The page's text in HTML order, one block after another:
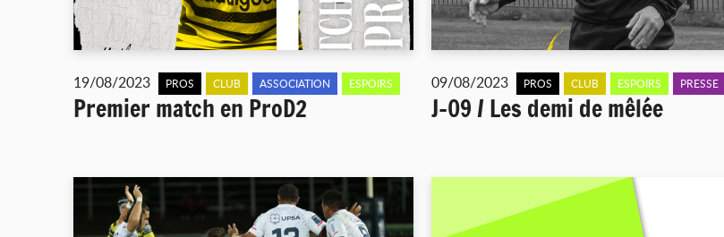
19/08/2023 PROS CLUB ASSOCIATION ESPOIRS
Premier match en ProD2
09/08/2023 PROS CLUB ESPOIRS PRESSE
J-09 / Les demi de mêlée